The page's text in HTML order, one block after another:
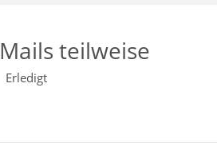
teilweise
Erledigt